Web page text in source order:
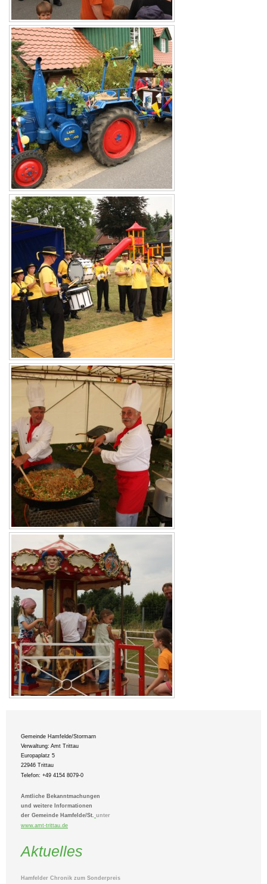
Gemeinde Hamfelde/Stormarn
Verwaltung: Amt Trittau
Europaplatz 5
22946 Trittau
Telefon: +49 4154 8079-0
Amtliche Bekanntmachungen
und weitere Informationen
der Gemeinde Hamfelde/St. unter
www.amt-trittau.de
Aktuelles
Hamfelder Chronik zum Sonderpreis